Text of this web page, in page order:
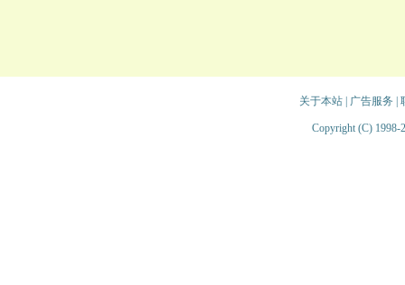
关于本站| 广告服务
Copyright (C) 1998-